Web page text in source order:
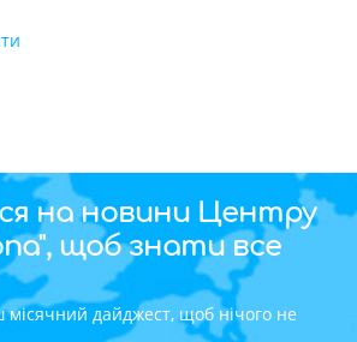
на новини Центру
щоб знати все
місячний дайджест, щоб нічого не